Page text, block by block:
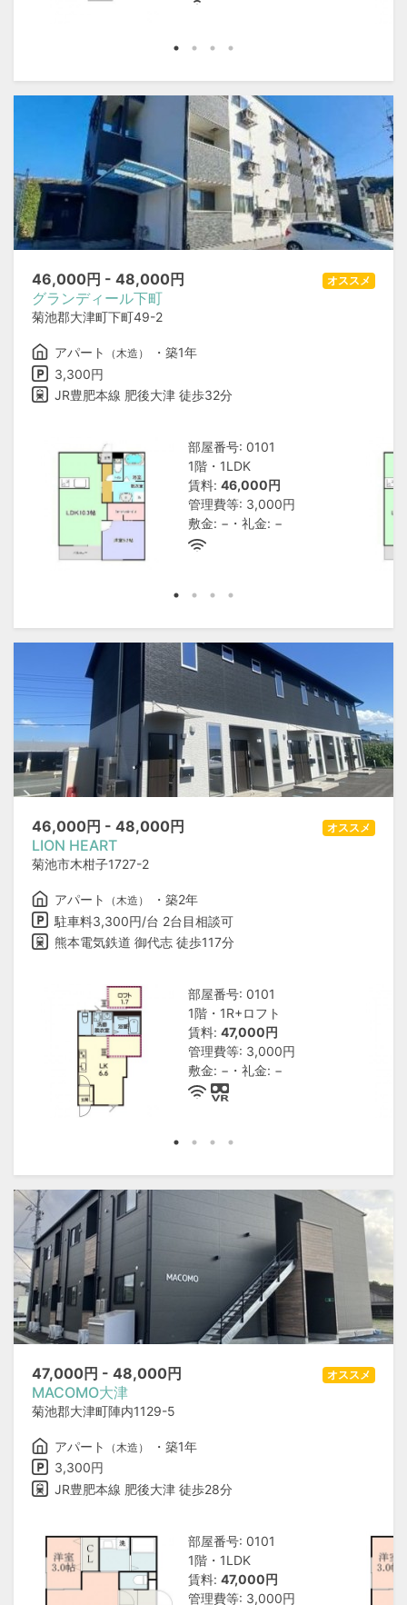
46,000円 - 48,000円
グランディール下町
菊池郡大津町下町49-2
オススメ
アパート （木造）
・築1年
3,300円
JR豊肥本線 肥後大津 徒歩32分
部屋番号: 0101
1階・1LDK
賃料: 46,000円
管理費等: 3,000円
敷金: −・礼金: −
46,000円 - 48,000円
LION HEART
菊池市木柑子1727-2
オススメ
アパート （木造）
・築2年
駐車料3,300円/台 2台目相談可
熊本電気鉄道 御代志 徒歩117分
部屋番号: 0101
1階・1R+ロフト
賃料: 47,000円
管理費等: 3,000円
敷金: −・礼金: −
47,000円 - 48,000円
MACOMO大津
菊池郡大津町陣内1129-5
オススメ
アパート （木造）
・築1年
3,300円
JR豊肥本線 肥後大津 徒歩28分
部屋番号: 0101
1階・1LDK
賃料: 47,000円
管理費等: 3,000円